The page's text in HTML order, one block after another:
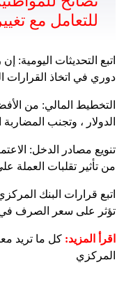
للتعامل مع
اتبع التحديثات اليومية:
دوري في اتخاذ القرارات
التخطيط المالي: من
الدولار ، وتجنب المضاربة
تنويع مصادر الدخل:
من تأثير تقلبات العملة
اتبع قرارات البنك
تؤثر على سعر الصرف في
اقرأ المزيد: كل ما تريد
المركزي